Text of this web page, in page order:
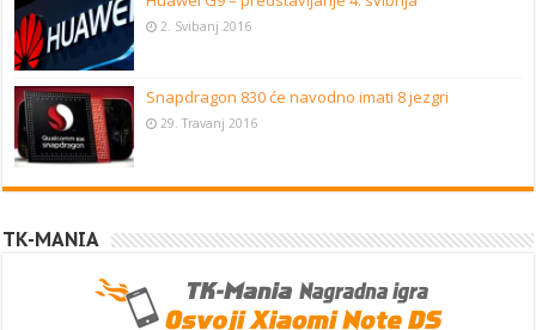
2. Svibanj 2016
Snapdragon 830 će navodno imati 8 jezgri
29. Travanj 2016
TK-MANIA